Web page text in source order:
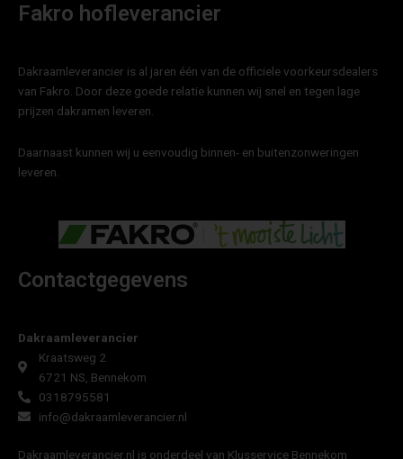
Fakro hofleverancier
Dakraamleverancier is al jaren één van de officiele voorkeursdealers
van Fakro. Door deze goede relatie kunnen wij snel en tegen lage
prijzen dakramen leveren.
Daarnaast kunnen wij u eenvoudig binnen- en buitenzonweringen
leveren.
Contactgegevens
Dakraamleverancier
Kraatsweg 2
6721 NS, Bennekom
0318795581
info@dakraamleverancier.nl
Dakraamleverancier.nl is onderdeel van Klusservice Bennekom